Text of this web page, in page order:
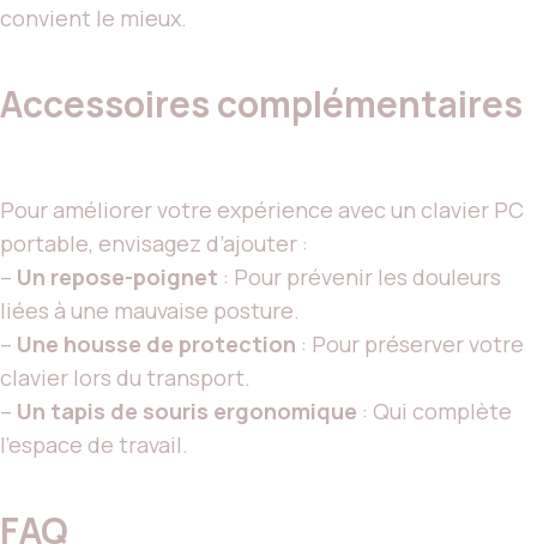
convient le mieux.
Accessoires complémentaires
Pour améliorer votre expérience avec un clavier PC
portable, envisagez d’ajouter :
– Un repose-poignet : Pour prévenir les douleurs
liées à une mauvaise posture.
– Une housse de protection : Pour préserver votre
clavier lors du transport.
– Un tapis de souris ergonomique : Qui complète
l’espace de travail.
FAQ